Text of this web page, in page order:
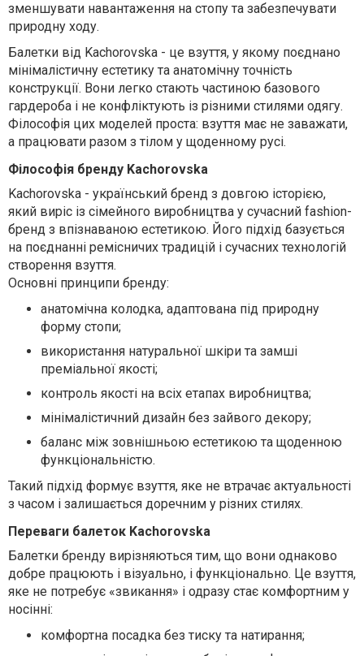
зменшувати навантаження на стопу та забезпечувати
природну ходу.
Балетки від Kachorovska - це взуття, у якому поєднано
мінімалістичну естетику та анатомічну точність
конструкції. Вони легко стають частиною базового
гардероба і не конфліктують із різними стилями одягу.
Філософія цих моделей проста: взуття має не заважати,
а працювати разом з тілом у щоденному русі.
Філософія бренду Kachorovska
Kachorovska - український бренд з довгою історією,
який виріс із сімейного виробництва у сучасний fashion-
бренд з впізнаваною естетикою. Його підхід базується
на поєднанні ремісничих традицій і сучасних технологій
створення взуття.
Основні принципи бренду:
анатомічна колодка, адаптована під природну
форму стопи;
використання натуральної шкіри та замші
преміальної якості;
контроль якості на всіх етапах виробництва;
мінімалістичний дизайн без зайвого декору;
баланс між зовнішньою естетикою та щоденною
функціональністю.
Такий підхід формує взуття, яке не втрачає актуальності
з часом і залишається доречним у різних стилях.
Переваги балеток Kachorovska
Балетки бренду вирізняються тим, що вони однаково
добре працюють і візуально, і функціонально. Це взуття,
яке не потребує «звикання» і одразу стає комфортним у
носінні:
комфортна посадка без тиску та натирання;